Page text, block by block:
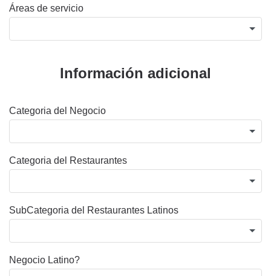
Áreas de servicio
Información adicional
Categoria del Negocio
Categoria del Restaurantes
SubCategoria del Restaurantes Latinos
Negocio Latino?